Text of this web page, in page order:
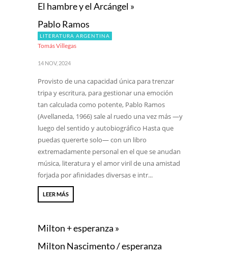
El hambre y el Arcángel »
Pablo Ramos
LITERATURA ARGENTINA
Tomás Villegas
14 NOV, 2024
Provisto de una capacidad única para trenzar
tripa y escritura, para gestionar una emoción
tan calculada como potente, Pablo Ramos
(Avellaneda, 1966) sale al ruedo una vez más —y
luego del sentido y autobiográfico Hasta que
puedas quererte solo— con un libro
extremadamente personal en el que se anudan
música, literatura y el amor viril de una amistad
forjada por afinidades diversas e intr...
LEER MÁS
Milton + esperanza »
Milton Nascimento / esperanza